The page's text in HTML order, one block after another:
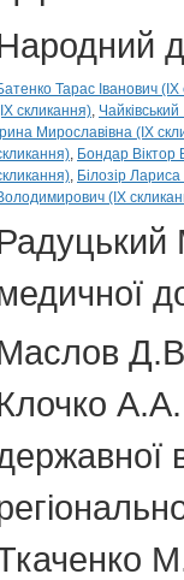
Тарас Іванович
скликання)
Ірина Мирославівна (IX
Бондар Віктор
Білозір
(IX
Д.В.
А.А.